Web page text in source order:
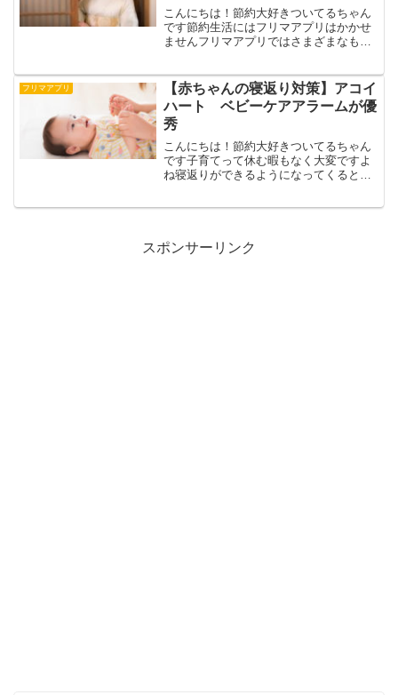
の売り方を徹底解説
こんにちは！節約大好きついてるちゃん
です節約生活にはフリマアプリはかかせ
ませんフリマアプリではさまざまなもの
です出品や梱包方法を間違えるとクレー
ムになる可能性が高いです...
フリマアプリ
【赤ちゃんの寝返り対策】アコイ
ハート ベビーケアアラームが優
秀
こんにちは！節約大好きついてるちゃん
です子育てって休む暇もなく大変ですよ
ね寝返りができるようになってくると窒
スポンサーリンク